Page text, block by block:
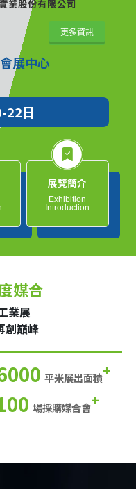
業股份有限公司
更多資訊
展中心
22日
展覽簡介
Exhibition
Introduction
媒合
業展
創巔峰
平米展出面積+
場採購媒合會+